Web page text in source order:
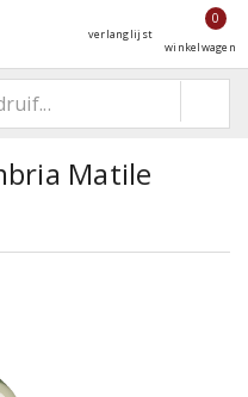
verlanglijst
0
winkelwagen
Matile